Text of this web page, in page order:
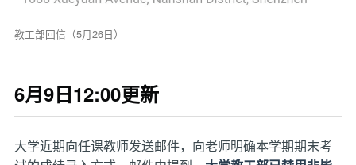
教工部回信（5月26日）
6月9日12:00更新
大学近期向任课教师发送邮件，向老师明确本学期期末考